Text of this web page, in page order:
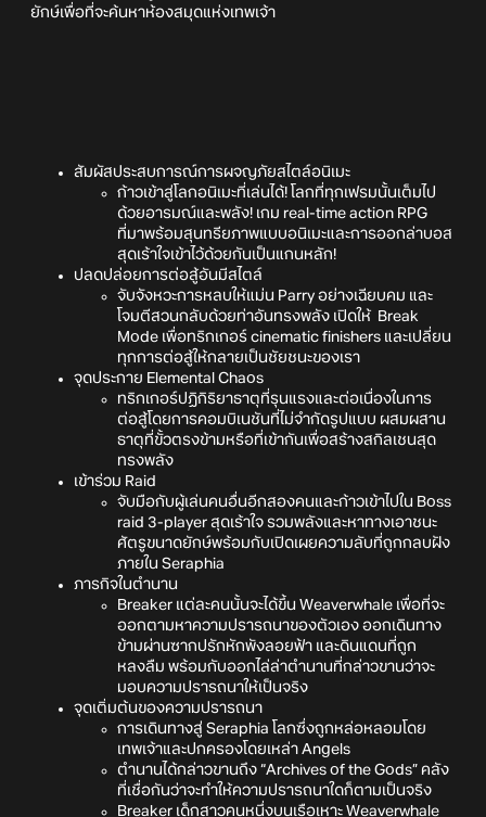
ยักษ์เพื่อที่จะค้นหาห้องสมุดแห่งเทพเจ้า
สัมผัสประสบการณ์การผจญภัยสไตล์อนิเมะ
ก้าวเข้าสู่โลกอนิเมะที่เล่นได้! โลกที่ทุกเฟรมนั้นเต็มไป
ด้วยอารมณ์และพลัง! เกม real-time action RPG
ที่มาพร้อมสุนทรียภาพแบบอนิเมะและการออกล่าบอส
สุดเร้าใจเข้าไว้ด้วยกันเป็นแกนหลัก!
ปลดปล่อยการต่อสู้อันมีสไตล์
จับจังหวะการหลบให้แม่น Parry อย่างเฉียบคม และ
โจมตีสวนกลับด้วยท่าอันทรงพลัง เปิดให้ Break
Mode เพื่อทริกเกอร์ cinematic finishers และเปลี่ยน
ทุกการต่อสู้ให้กลายเป็นชัยชนะของเรา
จุดประกาย Elemental Chaos
ทริกเกอร์ปฏิกิริยาธาตุที่รุนแรงและต่อเนื่องในการ
ต่อสู้โดยการคอมบิเนชันที่ไม่จำกัดรูปแบบ ผสมผสาน
ธาตุที่ขั้วตรงข้ามหรือที่เข้ากันเพื่อสร้างสกิลเชนสุด
ทรงพลัง
เข้าร่วม Raid
จับมือกับผู้เล่นคนอื่นอีกสองคนและก้าวเข้าไปใน Boss
raid 3-player สุดเร้าใจ รวมพลังและหาทางเอาชนะ
ศัตรูขนาดยักษ์พร้อมกับเปิดเผยความลับที่ถูกกลบฝัง
ภายใน Seraphia
ภารกิจในตำนาน
Breaker แต่ละคนนั้นจะได้ขึ้น Weaverwhale เพื่อที่จะ
ออกตามหาความปรารถนาของตัวเอง ออกเดินทาง
ข้ามผ่านซากปรักหักพังลอยฟ้า และดินแดนที่ถูก
หลงลืม พร้อมกับออกไล่ล่าตำนานที่กล่าวขานว่าจะ
มอบความปรารถนาให้เป็นจริง
จุดเติ่มต้นของความปรารถนา
การเดินทางสู่ Seraphia โลกซึ่งถูกหล่อหลอมโดย
เทพเจ้าและปกครองโดยเหล่า Angels
ตำนานได้กล่าวขานถึง “Archives of the Gods” คลัง
ที่เชื่อกันว่าจะทำให้ความปรารถนาใดก็ตามเป็นจริง
Breaker เด็กสาวคนหนึ่งบนเรือเหาะ Weaverwhale